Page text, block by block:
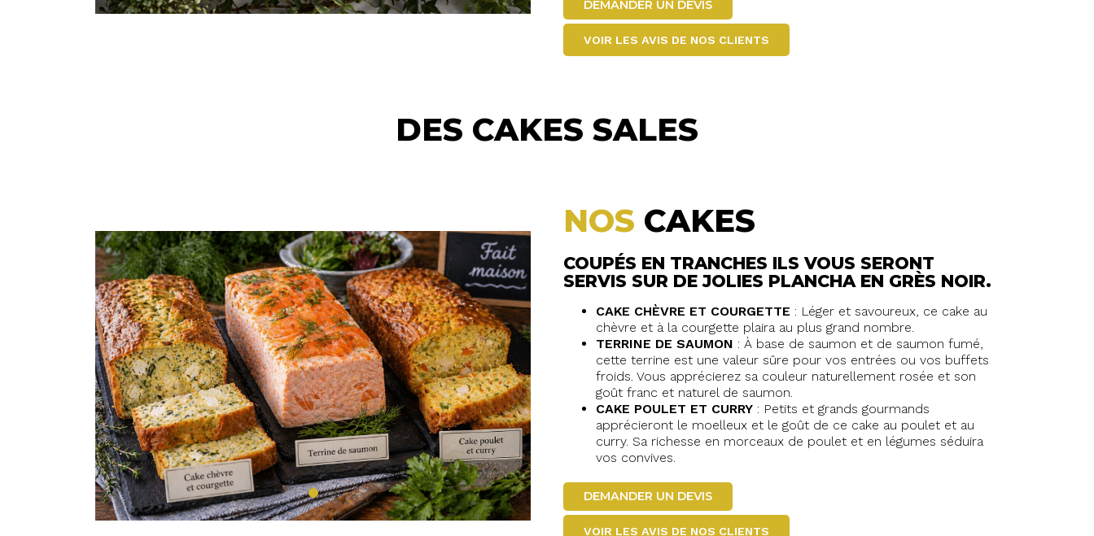
DEMANDER UN DEVIS
VOIR LES AVIS DE NOS CLIENTS
DES CAKES SALES
NOS CAKES
COUPÉS EN TRANCHES ILS VOUS SERONT
SERVIS SUR DE JOLIES PLANCHA EN GRÈS NOIR.
CAKE CHÈVRE ET COURGETTE : Léger et savoureux, ce cake au
chèvre et à la courgette plaira au plus grand nombre.
TERRINE DE SAUMON : À base de saumon et de saumon fumé,
cette terrine est une valeur sûre pour vos entrées ou vos buffets
froids. Vous apprécierez sa couleur naturellement rosée et son
goût franc et naturel de saumon.
CAKE POULET ET CURRY : Petits et grands gourmands
apprécieront le moelleux et le goût de ce cake au poulet et au
curry. Sa richesse en morceaux de poulet et en légumes séduira
vos convives.
DEMANDER UN DEVIS
VOIR LES AVIS DE NOS CLIENTS